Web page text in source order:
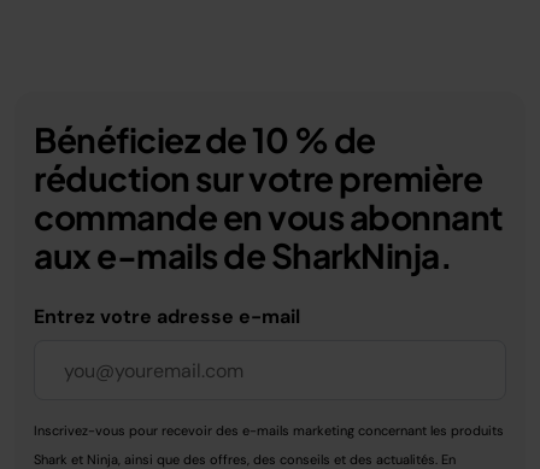
Bénéficiez de 10 % de
réduction sur votre première
commande en vous abonnant
aux e-mails de SharkNinja.
Entrez votre adresse e-mail
Inscrivez-vous pour recevoir des e-mails marketing concernant les produits
Shark et Ninja, ainsi que des offres, des conseils et des actualités. En